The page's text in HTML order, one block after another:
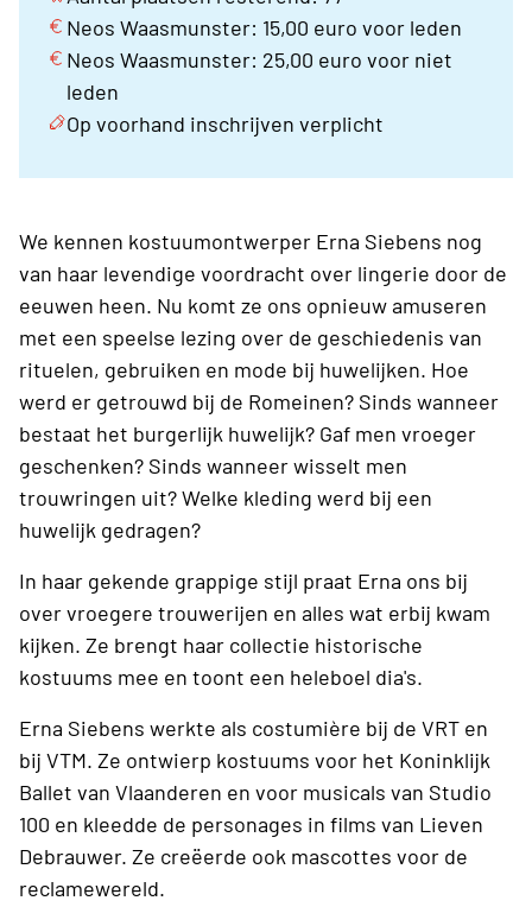
Neos Waasmunster: 15,00 euro voor leden
Neos Waasmunster: 25,00 euro voor niet
leden
Op voorhand inschrijven verplicht
We kennen kostuumontwerper Erna Siebens nog
van haar levendige voordracht over lingerie door de
eeuwen heen. Nu komt ze ons opnieuw amuseren
met een speelse lezing over de geschiedenis van
rituelen, gebruiken en mode bij huwelijken. Hoe
werd er getrouwd bij de Romeinen? Sinds wanneer
bestaat het burgerlijk huwelijk? Gaf men vroeger
geschenken? Sinds wanneer wisselt men
trouwringen uit? Welke kleding werd bij een
huwelijk gedragen?
In haar gekende grappige stijl praat Erna ons bij
over vroegere trouwerijen en alles wat erbij kwam
kijken. Ze brengt haar collectie historische
kostuums mee en toont een heleboel dia's.
Erna Siebens werkte als costumière bij de VRT en
bij VTM. Ze ontwierp kostuums voor het Koninklijk
Ballet van Vlaanderen en voor musicals van Studio
100 en kleedde de personages in films van Lieven
Debrauwer. Ze creëerde ook mascottes voor de
reclamewereld.